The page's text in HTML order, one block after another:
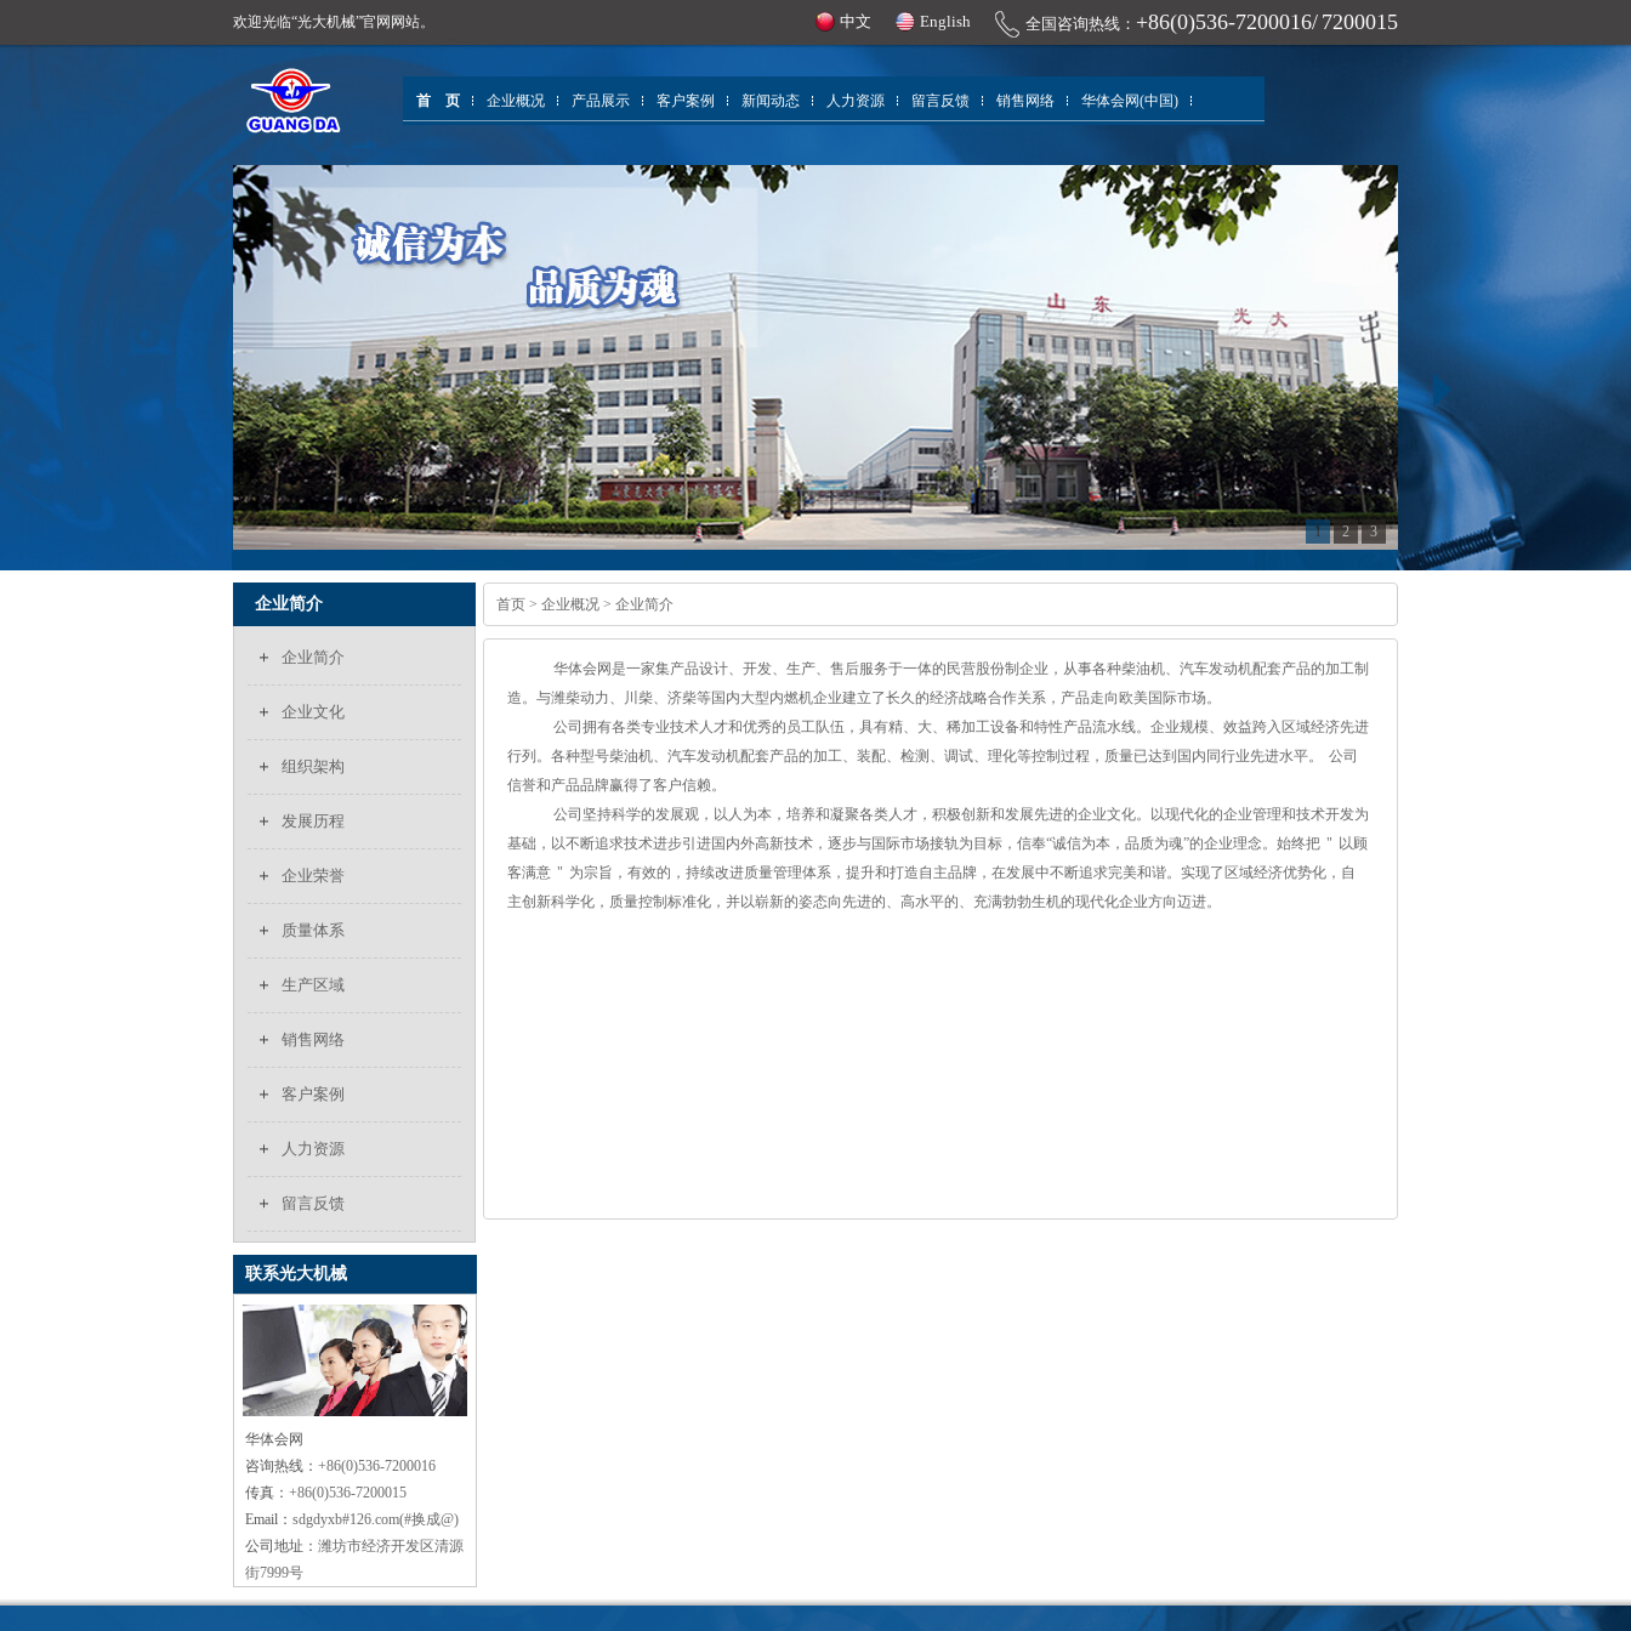
欢迎光临“光大机械”官网网站。 全国咨询热线： +86(0)536-7200016/ 7200015
English
中文
首 页 企业概况 产品展示 客户案例 新闻动态 人力资源 留言反馈 销售网络 华体会网(中国)
1 2 3
企业简介
企业简介
企业文化
组织架构
发展历程
企业荣誉
质量体系
生产区域
销售网络
客户案例
人力资源
留言反馈
联系光大机械
华体会网
咨询热线： +86(0)536-7200016
传真： +86(0)536-7200015
Email： sdgdyxb#126.com(#换成@)
公司地址： 潍坊市经济开发区清源
街7999号
首页 > 企业概况 > 企业简介
华体会网是一家集产品设计、开发、生产、售后服务于一体的民营股份制企业，从事各种柴油机、汽车发动机配套产品的加工制
造。与潍柴动力、川柴、济柴等国内大型内燃机企业建立了长久的经济战略合作关系，产品走向欧美国际市场。
公司拥有各类专业技术人才和优秀的员工队伍，具有精、大、稀加工设备和特性产品流水线。企业规模、效益跨入区域经济先进
行列。各种型号柴油机、汽车发动机配套产品的加工、装配、检测、调试、理化等控制过程，质量已达到国内同行业先进水平。
公司
信誉和产品品牌赢得了客户信赖。
公司坚持科学的发展观，以人为本，培养和凝聚各类人才，积极创新和发展先进的企业文化。以现代化的企业管理和技术开发为
基础，以不断追求技术进步引进国内外高新技术，逐步与国际市场接轨为目标，信奉“诚信为本，品质为魂”的企业理念。始终把 " 以顾
客满意 " 为宗旨，有效的，持续改进质量管理体系，提升和打造自主品牌，在发展中不断追求完美和谐。实现了区域经济优势化，自
主创新科学化，质量控制标准化，并以崭新的姿态向先进的、高水平的、充满勃勃生机的现代化企业方向迈进。